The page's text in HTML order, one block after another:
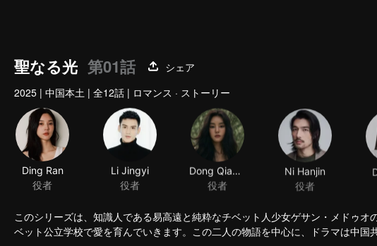
聖なる光 第01話
シェア
2025 | 中国本土 | 全12話 | ロマンス · ストーリー
Ding Ran
役者
Li Jingyi
役者
Dong Qianyu
役者
Ni Hanjin
役者
このシリーズは、知識人である易高遠と純粋なチベット人少女ゲサン・メドゥ
ベット公立学校で愛を育んでいきます。この二人の物語を中心に、ドラマは中